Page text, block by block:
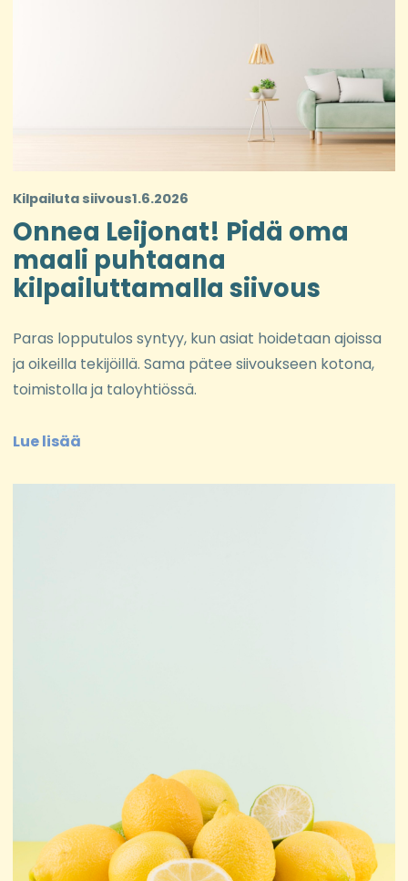
Kilpailuta siivous1.6.2026
Onnea Leijonat! Pidä oma
maali puhtaana
kilpailuttamalla siivous
Paras lopputulos syntyy, kun asiat hoidetaan ajoissa
ja oikeilla tekijöillä. Sama pätee siivoukseen kotona,
toimistolla ja taloyhtiössä.
Lue lisää